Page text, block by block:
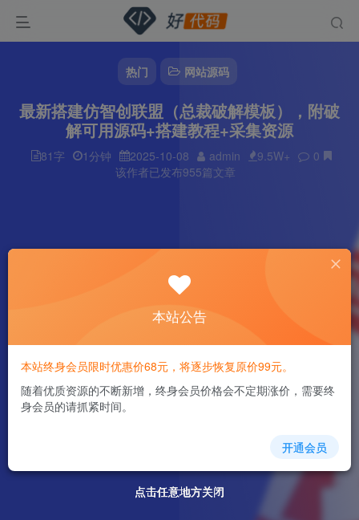
热门 网站源码
最新搭建仿智创联盟（总裁破解模板），附破
解可用源码+搭建教程+采集资源
81字 1分钟 2025-10-08 admin 9.5W+
0
该作者已发布955篇文章
点击任意地方关闭
点击任意地方关闭
点击任意地方关闭
点击任意地方关闭
本站公告
本站终身会员限时优惠价68元，将逐步恢复原价99元。
随着优质资源的不断新增，终身会员价格会不定期涨价，需要终
身会员的请抓紧时间。
开通会员